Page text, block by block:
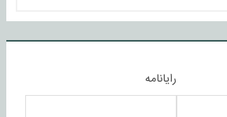
رایانامه